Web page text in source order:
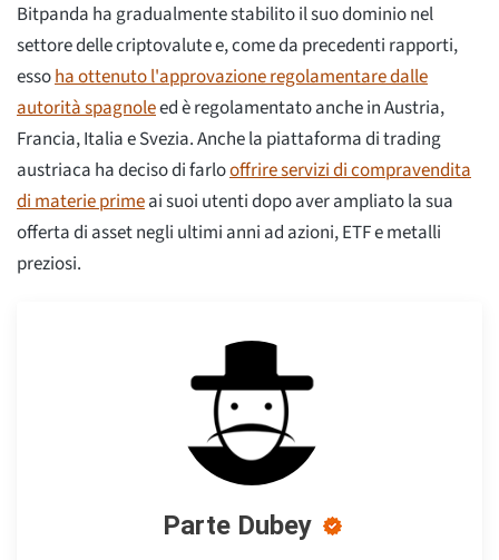
Bitpanda ha gradualmente stabilito il suo dominio nel
settore delle criptovalute e, come da precedenti rapporti,
essoha ottenuto l'approvazione regolamentare dalle
autorità spagnoleed è regolamentato anche in Austria,
Francia, Italia e Svezia. Anche la piattaforma di trading
austriaca ha deciso di farlooffrire servizi di compravendita
di materie primeai suoi utenti dopo aver ampliato la sua
offerta di asset negli ultimi anni ad azioni, ETF e metalli
preziosi.
Parte Dubey